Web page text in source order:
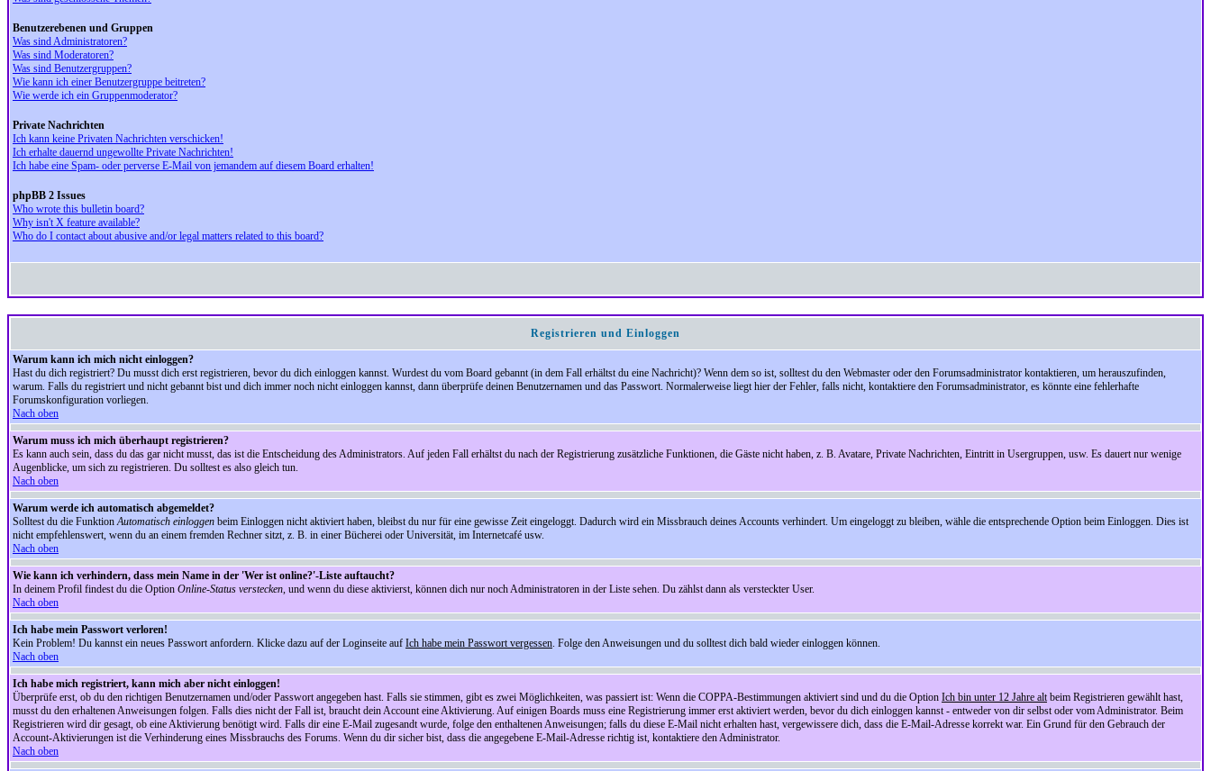
Benutzerebenen und Gruppen
Was sind Administratoren?
Was sind Moderatoren?
Was sind Benutzergruppen?
Wie kann ich einer Benutzergruppe beitreten?
Wie werde ich ein Gruppenmoderator?
Private Nachrichten
Ich kann keine Privaten Nachrichten verschicken!
Ich erhalte dauernd ungewollte Private Nachrichten!
Ich habe eine Spam- oder perverse E-Mail von jemandem auf diesem Board erhalten!
phpBB 2 Issues
Who wrote this bulletin board?
Why isn't X feature available?
Who do I contact about abusive and/or legal matters related to this board?
Registrieren und Einloggen
Warum kann ich mich nicht einloggen?
Hast du dich registriert? Du musst dich erst registrieren, bevor du dich einloggen kannst. Wurdest du vom Board gebannt (in dem Fall erhältst du eine Nachricht)? Wenn dem so ist, solltest du den Webmaster oder den Forumsadministrator kontaktieren, um herauszufinden,
warum. Falls du registriert und nicht gebannt bist und dich immer noch nicht einloggen kannst, dann überprüfe deinen Benutzernamen und das Passwort. Normalerweise liegt hier der Fehler, falls nicht, kontaktiere den Forumsadministrator, es könnte eine fehlerhafte
Forumskonfiguration vorliegen.
Nach oben
Warum muss ich mich überhaupt registrieren?
Es kann auch sein, dass du das gar nicht musst, das ist die Entscheidung des Administrators. Auf jeden Fall erhältst du nach der Registrierung zusätzliche Funktionen, die Gäste nicht haben, z. B. Avatare, Private Nachrichten, Eintritt in Usergruppen, usw. Es dauert nur wenige
Augenblicke, um sich zu registrieren. Du solltest es also gleich tun.
Nach oben
Warum werde ich automatisch abgemeldet?
Solltest du die FunktionAutomatisch einloggen beim Einloggen nicht aktiviert haben, bleibst du nur für eine gewisse Zeit eingeloggt. Dadurch wird ein Missbrauch deines Accounts verhindert. Um eingeloggt zu bleiben, wähle die entsprechende Option beim Einloggen. Dies ist
nicht empfehlenswert, wenn du an einem fremden Rechner sitzt, z. B. in einer Bücherei oder Universität, im Internetcafé usw.
Nach oben
Wie kann ich verhindern, dass mein Name in der 'Wer ist online?'-Liste auftaucht?
In deinem Profil findest du die Option Online-Status verstecken, und wenn du diese aktivierst, können dich nur noch Administratoren in der Liste sehen. Du zählst dann als versteckter User.
Nach oben
Ich habe mein Passwort verloren!
Kein Problem! Du kannst ein neues Passwort anfordern. Klicke dazu auf der Loginseite auf Ich habe mein Passwort vergessen. Folge den Anweisungen und du solltest dich bald wieder einloggen können.
Nach oben
Ich habe mich registriert, kann mich aber nicht einloggen!
Überprüfe erst, ob du den richtigen Benutzernamen und/oder Passwort angegeben hast. Falls sie stimmen, gibt es zwei Möglichkeiten, was passiert ist: Wenn die COPPA-Bestimmungen aktiviert sind und du die Option Ich bin unter 12 Jahre altbeim Registrieren gewählt hast,
musst du den erhaltenen Anweisungen folgen. Falls dies nicht der Fall ist, braucht dein Account eine Aktivierung. Auf einigen Boards muss eine Registrierung immer erst aktiviert werden, bevor du dich einloggen kannst - entweder von dir selbst oder vom Administrator. Beim
Registrieren wird dir gesagt, ob eine Aktivierung benötigt wird. Falls dir eine E-Mail zugesandt wurde, folge den enthaltenen Anweisungen; falls du diese E-Mail nicht erhalten hast, vergewissere dich, dass die E-Mail-Adresse korrekt war. Ein Grund für den Gebrauch der
Account-Aktivierungen ist die Verhinderung eines Missbrauchs des Forums. Wenn du dir sicher bist, dass die angegebene E-Mail-Adresse richtig ist, kontaktiere den Administrator.
Nach oben